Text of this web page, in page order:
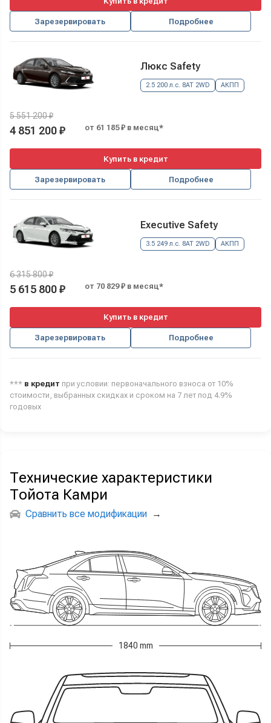
Зарезервировать Подробнее
Люкс Safety
2.5 200 л.с. 8AT 2WD АКПП
5 551 200 ₽
4 851 200 ₽ от 61 185 ₽ в месяц*
Купить в кредит
Зарезервировать Подробнее
Executive Safety
3.5 249 л.с. 8AT 2WD АКПП
6 315 800 ₽
5 615 800 ₽ от 70 829 ₽ в месяц*
Купить в кредит
Зарезервировать Подробнее
*** в кредит при условии: первоначального взноса от 10%
стоимости, выбранных скидках и сроком на 7 лет под 4.9%
годовых
Технические характеристики
Тойота Камри
Сравнить все модификации →
1840 mm